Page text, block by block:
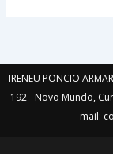
IRENEU PONCIO
192 - Novo Mundo,
mail: